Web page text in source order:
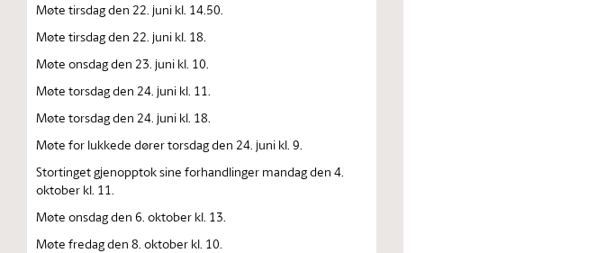
Møte tirsdag den 22. juni kl. 14.50.
Møte tirsdag den 22. juni kl. 18.
Møte onsdag den 23. juni kl. 10.
Møte torsdag den 24. juni kl. 11.
Møte torsdag den 24. juni kl. 18.
Møte for lukkede dører torsdag den 24. juni kl. 9.
Stortinget gjenopptok sine forhandlinger mandag den 4.
oktober kl. 11.
Møte onsdag den 6. oktober kl. 13.
Møte fredag den 8. oktober kl. 10.